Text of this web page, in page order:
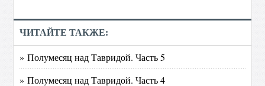
ЧИТАЙТЕ ТАКЖЕ:
» Полумесяц над Тавридой. Часть 5
» Полумесяц над Тавридой. Часть 4